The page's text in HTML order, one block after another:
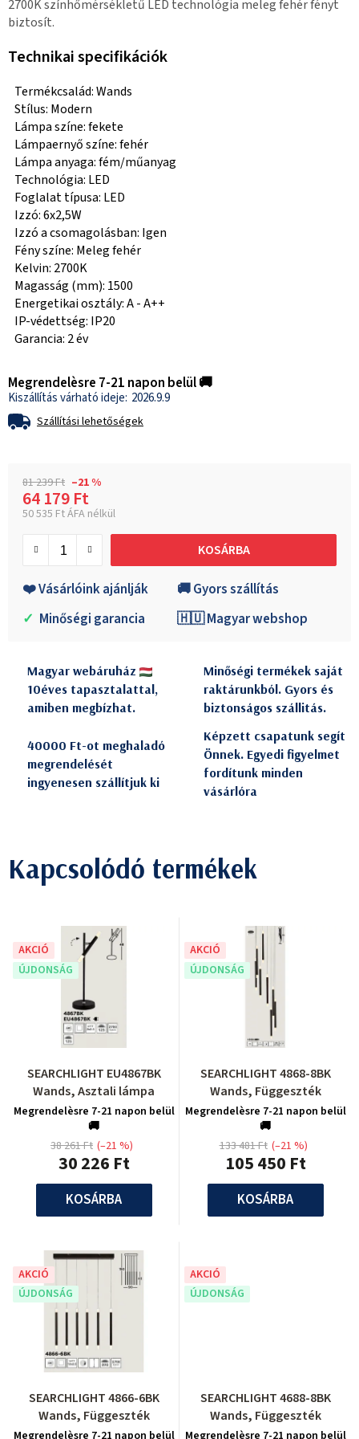
2700K színhőmérsékletű LED technológia meleg fehér fényt
biztosít.
Technikai specifikációk
Termékcsalád: Wands
Stílus: Modern
Lámpa színe: fekete
Lámpaernyő színe: fehér
Lámpa anyaga: fém/műanyag
Technológia: LED
Foglalat típusa: LED
Izzó: 6x2,5W
Izzó a csomagolásban: Igen
Fény színe: Meleg fehér
Kelvin: 2700K
Magasság (mm): 1500
Energetikai osztály: A - A++
IP-védettség: IP20
Garancia: 2 év
Megrendelèsre 7-21 napon belül 🚚
2026.9.9
Szállítási lehetőségek
81 239 Ft –21 %
64 179 Ft
50 535 Ft ÁFA nélkül
KOSÁRBA
❤️ Vásárlóink ajánlják
🚚 Gyors szállítás
✓ Minőségi garancia 🇭🇺 Magyar webshop
Magyar webáruház
10éves tapasztalattal,
amiben megbízhat.
Minőségi termékek saját
raktárunkból. Gyors és
biztonságos szállitás.
40000 Ft-ot meghaladó
megrendelését
ingyenesen szállítjuk ki
Képzett csapatunk segít
Önnek. Egyedi figyelmet
fordítunk minden
vásárlóra
Kapcsolódó termékek
AKCIÓ
ÚJDONSÁG
SEARCHLIGHT EU4867BK
Wands, Asztali lámpa
Megrendelèsre 7-21 napon belül
🚚
30 226 Ft
38 261 Ft (–21 %)
KOSÁRBA
AKCIÓ
ÚJDONSÁG
SEARCHLIGHT 4868-8BK
Wands, Függeszték
Megrendelèsre 7-21 napon belül
🚚
105 450 Ft
133 481 Ft (–21 %)
KOSÁRBA
AKCIÓ
ÚJDONSÁG
SEARCHLIGHT 4866-6BK
Wands, Függeszték
Megrendelèsre 7-21 napon belül
AKCIÓ
ÚJDONSÁG
SEARCHLIGHT 4688-8BK
Wands, Függeszték
Megrendelèsre 7-21 napon belül